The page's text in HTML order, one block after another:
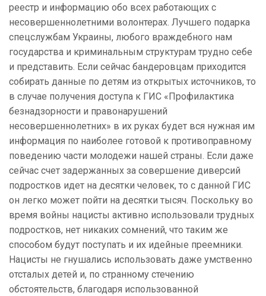
реестр и информацию обо всех работающих с
несовершеннолетними волонтерах. Лучшего подарка
спецслужбам Украины, любого враждебного нам
государства и криминальным структурам трудно себе
и представить. Если сейчас бандеровцам приходится
собирать данные по детям из открытых источников, то
в случае получения доступа к ГИС «Профилактика
безнадзорности и правонарушений
несовершеннолетних» в их руках будет вся нужная им
информация по наиболее готовой к противоправному
поведению части молодежи нашей страны. Если даже
сейчас счет задержанных за совершение диверсий
подростков идет на десятки человек, то с данной ГИС
он легко может пойти на десятки тысяч. Поскольку во
время войны нацисты активно использовали трудных
подростков, нет никаких сомнений, что таким же
способом будут поступать и их идейные преемники.
Нацисты не гнушались использовать даже умственно
отсталых детей и, по странному стечению
обстоятельств, благодаря использованной